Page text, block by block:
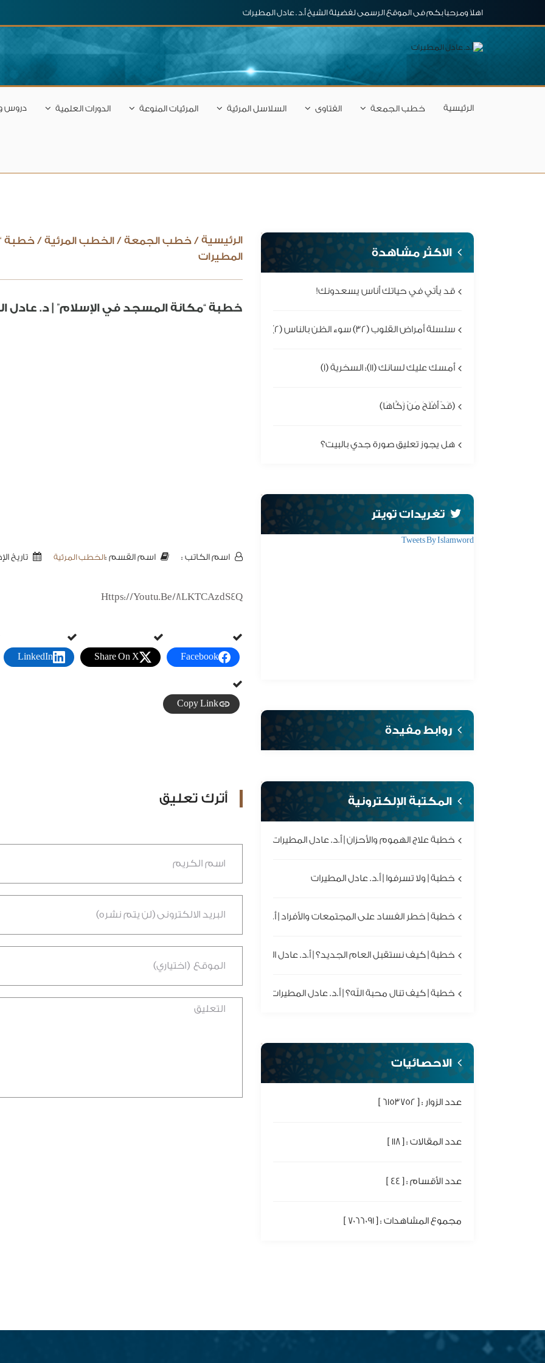
اهلاَ ومرحباَ بكم فى الموقع الرسمى لفضيلة الشيخ أ.د . عادل المطيرات
الرئيسية خطب الجمعة الفتاوى السلاسل المرئية المرئيات المنوعة الدورات العلمية دروس
الرئيسية / خطب الجمعة / الخطب المرئية / خطبة
المطيرات
خطبة “مكانة المسجد في الإسلام” | د. عادل
اسم الكاتب : اسم القسم :الخطب المرئية تاريخ
Https://youtu.be/8LKTCAzdS4Q
Facebook
Share On X
LinkedIn
Copy Link
أترك تعليق
الاكثر مشاهدة
قد يأتي في حياتك أناس يسعدونك!
سلسلة أمراض القلوب (32) سوء الظن بالناس (2)
أمسك عليك لسانك (11): السخرية (1)
(قَدْ أَفْلَحَ مَنْ زَكَّاهَا)
هل يجوز تعليق صورة جدي بالبيت؟
تغريدات تويتر
Tweets By Islamword
روابط مفيدة
المكتبة الإلكترونية
خطبة علاج الهموم والأحزان | أ.د. عادل المطيرات
خطبة | ولا تسرفوا | أ.د. عادل المطيرات
خطبة | خطر الفساد على المجتمعات والأفراد | أ.د. عادل المطيرات
خطبة | كيف نستقبل العام الجديد؟ | أ.د. عادل المطيرات
خطبة | كيف تنال محبة الله؟ | أ.د. عادل المطيرات
الاحصائيات
عدد الزوار : [ 6153752 ]
عدد المقالات : [ 118 ]
عدد الأقسام : [ 44 ]
مجموع المشاهدات : [ 7066091 ]